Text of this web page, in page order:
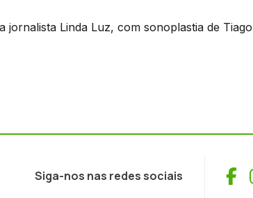
jornalista Linda Luz, com sonoplastia de
Siga-nos nas redes sociais